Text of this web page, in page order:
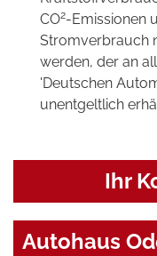
CO2-Emissionen
Stromverbrauch
werden, der an
'Deutschen
unentgeltlich
Ihr
Autohaus